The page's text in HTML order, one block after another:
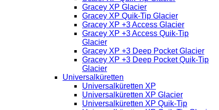
Gracey XP Glacier
Gracey XP Quik-Tip Glacier
Gracey XP +3 Access Glacier
Gracey XP +3 Access Quik-Tip
Glacier
Gracey XP +3 Deep Pocket Glacier
Gracey XP +3 Deep Pocket Quik-Tip
Glacier
Universalküretten
Universalküretten XP
Universalküretten XP Glacier
Universalküretten XP Quik-Tip